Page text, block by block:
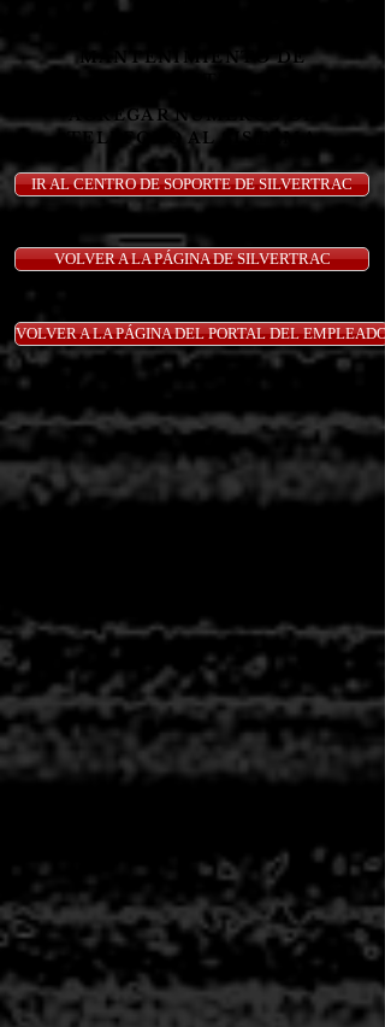
IR AL CENTRO DE SOPORTE DE SILVERTRAC
VOLVER A LA PÁGINA DE SILVERTRAC
VOLVER A LA PÁGINA DEL PORTAL DEL EMPLEADO
MANTENIMIENTO DE
AGREGAR NÚMEROS DE
TELÉFONO AL SISTEMA